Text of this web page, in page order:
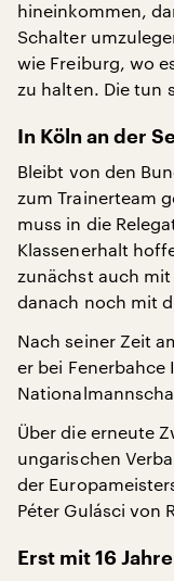
hineinkommen,
Schalter
wie Freiburg, wo
zu halten. Die tun
In Köln an der
Bleibt von den
zum Trainerteam
muss in die
Klassenerhalt
zunächst auch
danach noch mit
Nach seiner Zeit
er bei
Über die erneute
ungarischen
der
Péter Gulásci von
Erst mit 16